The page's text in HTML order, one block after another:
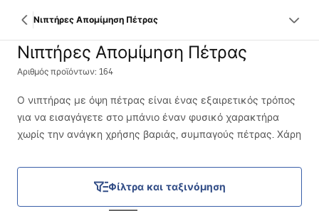
Νιπτήρες Απομίμηση Πέτρας
Νιπτήρες Απομίμηση Πέτρας
Αριθμός προϊόντων: 164
Ο νιπτήρας με όψη πέτρας είναι ένας εξαιρετικός τρόπος
για να εισαγάγετε στο μπάνιο έναν φυσικό χαρακτήρα
χωρίς την ανάγκη χρήσης βαριάς, συμπαγούς πέτρας. Χάρη
συνδυάζει μοναδικό σχεδιασμό με πρακτική και άνετη
καθημερινή χρήση. Τέτοιες λύσεις επιτρέπουν τη
δημιουργία μιας κομψής και ανθεκτικής διαρρύθμισης που
Φίλτρα και ταξινόμηση